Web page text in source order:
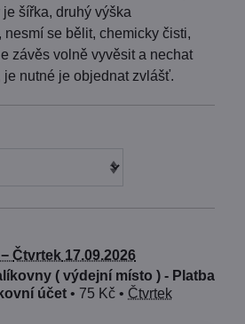
šířka, druhý výška
se bělit, chemicky čisti,
závěs volně vyvěsit a nechat
nutné je objednat zvlášť.
−Čtvrtek 17.09.2026
( výdejní místo ) - Platba
účet• 75 Kč • Čtvrtek